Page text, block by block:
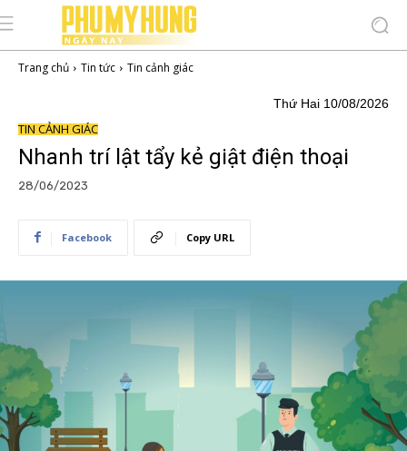
Trang chủ Tin tức Tin cảnh giác
Thứ Hai 10/08/2026
TIN CẢNH GIÁC
Nhanh trí lật tẩy kẻ giật điện thoại
28/06/2023
Facebook Copy URL